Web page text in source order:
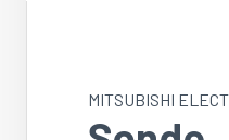
MITSUBISHI